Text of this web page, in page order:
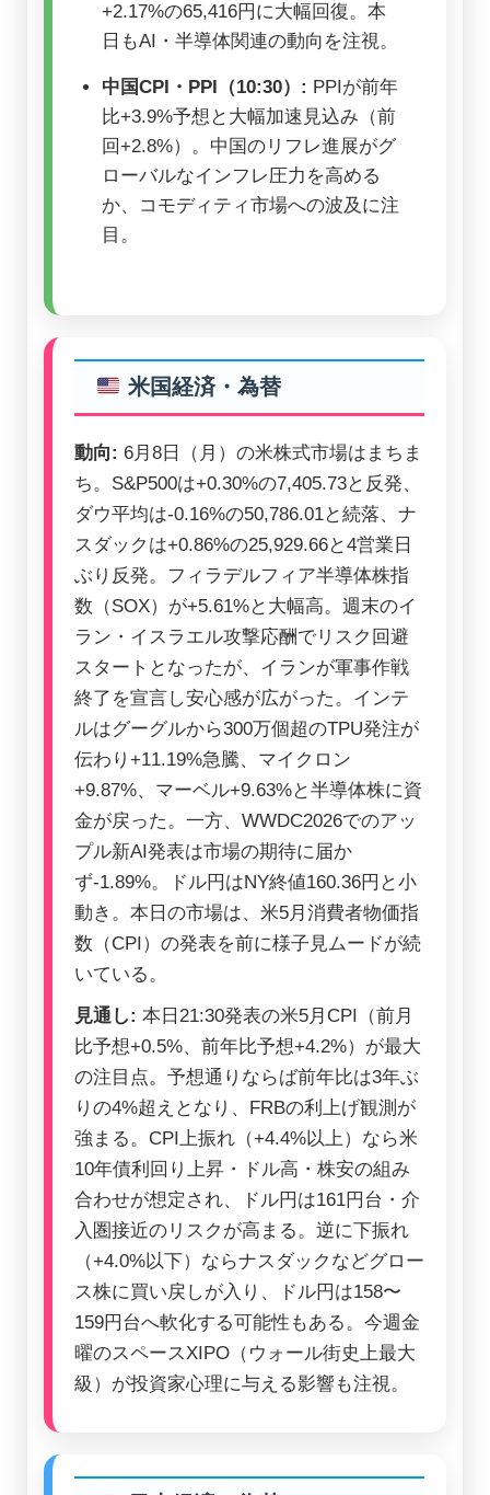
+2.17%の65,416円に大幅回復。本
日もAI・半導体関連の動向を注視。
中国CPI・PPI（10:30）: PPIが前年
比+3.9%予想と大幅加速見込み（前
回+2.8%）。中国のリフレ進展がグ
ローバルなインフレ圧力を高める
か、コモディティ市場への波及に注
目。
米国経済・為替
動向: 6月8日（月）の米株式市場はまちま
ち。S&P500は+0.30%の7,405.73と反発、
ダウ平均は-0.16%の50,786.01と続落、ナ
スダックは+0.86%の25,929.66と4営業日
ぶり反発。フィラデルフィア半導体株指
数（SOX）が+5.61%と大幅高。週末のイ
ラン・イスラエル攻撃応酬でリスク回避
スタートとなったが、イランが軍事作戦
終了を宣言し安心感が広がった。インテ
ルはグーグルから300万個超のTPU発注が
伝わり+11.19%急騰、マイクロン
+9.87%、マーベル+9.63%と半導体株に資
金が戻った。一方、WWDC2026でのアッ
プル新AI発表は市場の期待に届か
ず-1.89%。ドル円はNY終値160.36円と小
動き。本日の市場は、米5月消費者物価指
数（CPI）の発表を前に様子見ムードが続
いている。
見通し: 本日21:30発表の米5月CPI（前月
比予想+0.5%、前年比予想+4.2%）が最大
の注目点。予想通りならば前年比は3年ぶ
りの4%超えとなり、FRBの利上げ観測が
強まる。CPI上振れ（+4.4%以上）なら米
10年債利回り上昇・ドル高・株安の組み
合わせが想定され、ドル円は161円台・介
入圏接近のリスクが高まる。逆に下振れ
（+4.0%以下）ならナスダックなどグロー
ス株に買い戻しが入り、ドル円は158〜
159円台へ軟化する可能性もある。今週金
曜のスペースXIPO（ウォール街史上最大
級）が投資家心理に与える影響も注視。